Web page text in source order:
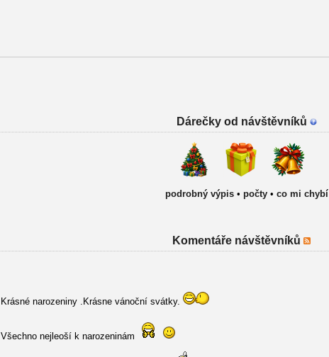
Dárečky od návštěvníků
podrobný výpis • počty • co mi chybí
Komentáře návštěvníků
Krásné narozeniny .Krásne vánoční svátky.
Všechno nejleoší k narozeninám